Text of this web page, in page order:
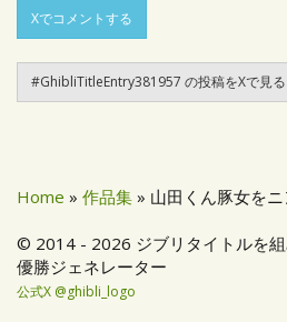
Xでコメントする
#GhibliTitleEntry381957 の投稿をXで見る
Home » 作品集 » 山田くん豚女を
© 2014 - 2026 ジブリタイトルを
優勝ジェネレーター
公式X @ghibli_logo